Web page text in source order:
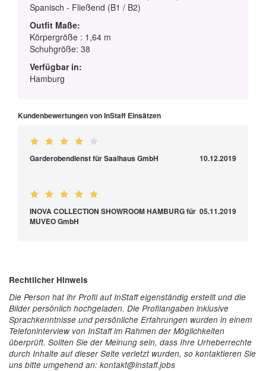
Spanisch - Fließend (B1 / B2)
Outfit Maße:
Körpergröße : 1,64 m
Schuhgröße: 38
Verfügbar in:
Hamburg
Kundenbewertungen von InStaff Einsätzen
Garderobendienst für Saalhaus GmbH 10.12.2019
INOVA COLLECTION SHOWROOM HAMBURG für
MUVEO GmbH
05.11.2019
Rechtlicher Hinweis
Die Person hat ihr Profil auf InStaff eigenständig erstellt und die
Bilder persönlich hochgeladen. Die Profilangaben inklusive
Sprachkenntnisse und persönliche Erfahrungen wurden in einem
Telefoninterview von InStaff im Rahmen der Möglichkeiten
überprüft. Sollten Sie der Meinung sein, dass Ihre Urheberrechte
durch Inhalte auf dieser Seite verletzt wurden, so kontaktieren Sie
uns bitte umgehend an: kontakt@instaff.jobs